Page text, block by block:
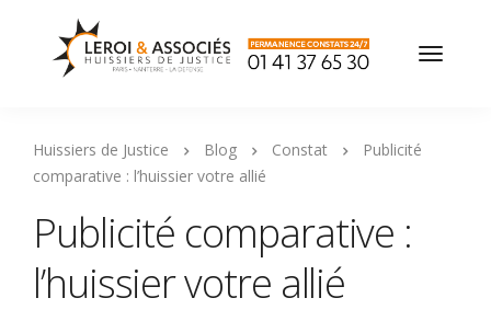
Huissiers de Justice Blog Constat
Publicité
comparative : l’huissier votre allié
Publicité comparative :
l’huissier votre allié